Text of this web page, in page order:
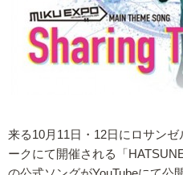
来る10月11日・12日にロサン
ークにて開催される「